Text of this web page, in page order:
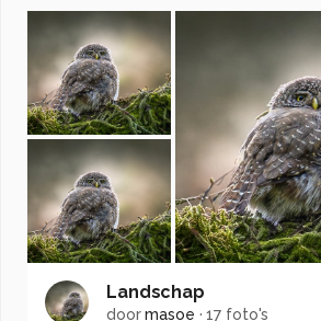
Landschap
doormasoe ·17 foto's